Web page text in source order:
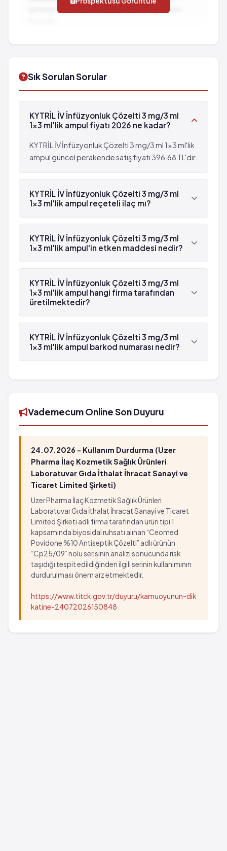
Uyku problemleri (uykusuzluk)
gereken durumlar ve dikkat edilmesi gereken
Sık Sorulan Sorular
KYTRİL İV İnfüzyonluk Çözelti 3 mg/3 ml
1x3 ml'lik ampul fiyatı 2026 ne kadar?
KYTRİL İV İnfüzyonluk Çözelti 3 mg/3 ml 1x3 ml'lik
ampul güncel perakende satış fiyatı 396.68 TL'dir.
KYTRİL İV İnfüzyonluk Çözelti 3 mg/3 ml
1x3 ml'lik ampul reçeteli ilaç mı?
Evet, KYTRİL İV İnfüzyonluk Çözelti 3 mg/3 ml 1x3
ml'lik ampul beyaz reçetelidir.
KYTRİL İV İnfüzyonluk Çözelti 3 mg/3 ml
1x3 ml'lik ampul'in etken maddesi nedir?
KYTRİL İV İnfüzyonluk Çözelti 3 mg/3 ml 1x3 ml'lik
ampul'in etken maddesi Granisetron 'dür.
KYTRİL İV İnfüzyonluk Çözelti 3 mg/3 ml
1x3 ml'lik ampul hangi firma tarafından
üretilmektedir?
KYTRİL İV İnfüzyonluk Çözelti 3 mg/3 ml 1x3 ml'lik
ampul , Assos tarafından üretilmektedir.
KYTRİL İV İnfüzyonluk Çözelti 3 mg/3 ml
1x3 ml'lik ampul barkod numarası nedir?
ampul'in barkod numarası 8699708751790'tür.
Vademecum Online Son Duyuru
24.07.2026 - Kullanım Durdurma (Uzer
Pharma İlaç Kozmetik Sağlık Ürünleri
Laboratuvar Gıda İthalat İhracat Sanayi ve
Ticaret Limited Şirketi)
Uzer Pharma İlaç Kozmetik Sağlık Ürünleri
Laboratuvar Gıda İthalat İhracat Sanayi ve Ticaret
Limited Şirketi adlı firma tarafından ürün tipi 1
kapsamında biyosidal ruhsatı alınan “Ceomed
Povidone %10 Antiseptik Çözelti” adlı ürünün
“Cp25/09” nolu serisinin analizi sonucunda risk
taşıdığı tespit edildiğinden ilgili serinin kullanımının
durdurulması önem arz etmektedir.
https://www.titck.gov.tr/duyuru/kamuoyunun-dik
katine-24072026150848